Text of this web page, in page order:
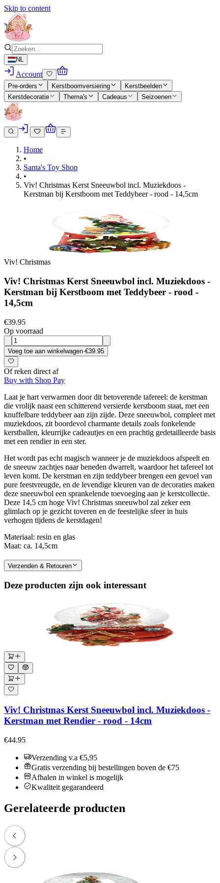
Skip to content
NL
Account
Pre-orders Kerstboomversiering
Kerstbeelden
Kerstdecoratie
Thema's Cadeaus Seizoenen
Home
•
Santa's Toy Shop
•
Viv! Christmas Kerst Sneeuwbol incl. Muziekdoos -
Kerstman bij Kerstboom met Teddybeer - rood - 14,5cm
Viv! Christmas
Viv! Christmas Kerst Sneeuwbol incl. Muziekdoos -
Kerstman bij Kerstboom met Teddybeer - rood -
14,5cm
€39.95
Op voorraad
Voeg toe aan winkelwagen·€39.95
Of reken direct af
Buy with Shop Pay
Laat je hart verwarmen door dit betoverende tafereel: de kerstman
die vrolijk naast een schitterend versierde kerstboom staat, met een
knuffelbare teddybeer aan zijn zijde. Deze sneeuwbol, compleet met
muziekdoos, zit boordevol charmante details zoals fonkelende
kerstballen, kleurrijke cadeautjes en een prachtig gedetailleerde basis
met een rendier in een ster.
Het wordt pas echt magisch wanneer je de muziekdoos afspeelt en
de sneeuw zachtjes naar beneden dwarrelt, waardoor het tafereel tot
leven komt. De kerstman en zijn teddybeer brengen een gevoel van
pure feestvreugde, en de levendige kleuren van de decoraties maken
deze sneeuwbol een sprankelende toevoeging aan je kerstcollectie.
Deze 14,5 cm hoge Viv! Christmas sneeuwbol zal zeker een
glimlach op je gezicht toveren en de feestelijke sfeer in huis
verhogen tijdens de kerstdagen!
Materiaal: resin en glas
Maat: ca. 14,5cm
Verzenden & Retouren
Deze producten zijn ook interessant
Viv! Christmas Kerst Sneeuwbol incl. Muziekdoos -
Kerstman met Rendier - rood - 14cm
€44.95
Verzending v.a €5,95
Gratis verzending bij bestellingen boven de €75
Afhalen in winkel is mogelijk
Kwaliteit gegarandeerd
Gerelateerde producten